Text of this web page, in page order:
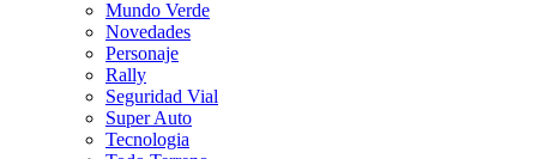
Mundo Verde
Novedades
Personaje
Rally
Seguridad Vial
Super Auto
Tecnologia